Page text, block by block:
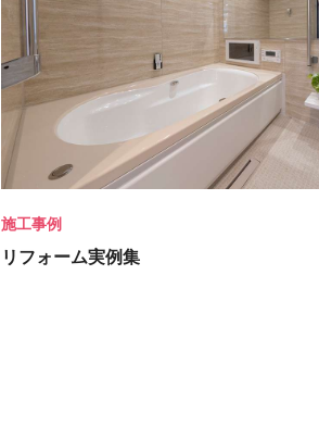
施工事例
リフォーム実例集